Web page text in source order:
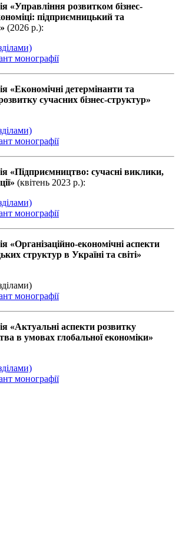
«Управління розвитком бізнес-
підприємницький та
(2026 р.):
монографії
«Економічні детермінанти та
сучасних бізнес-структур»
монографії
«Підприємництво: сучасні виклики,
(квiтень 2023 р.):
монографії
економічні аспекти
структур в Україні та світі»
монографії
«Актуальні аспекти розвитку
в умовах глобальної економіки»
монографії